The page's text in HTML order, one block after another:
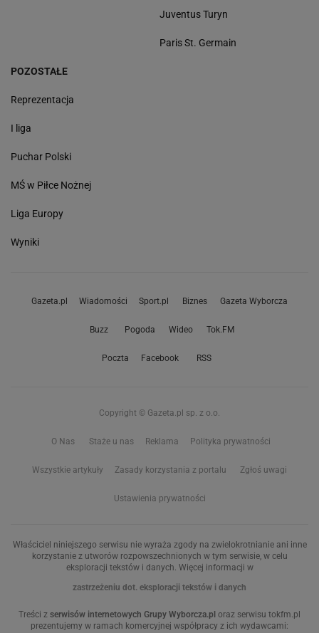
Juventus Turyn
Paris St. Germain
POZOSTAŁE
Reprezentacja
I liga
Puchar Polski
MŚ w Piłce Nożnej
Liga Europy
Wyniki
Gazeta.pl Wiadomości Sport.pl Biznes Gazeta Wyborcza
Buzz Pogoda Wideo Tok.FM
Poczta Facebook RSS
Copyright © Gazeta.pl sp. z o.o.
O Nas Staże u nas Reklama Polityka prywatności
Wszystkie artykuły Zasady korzystania z portalu Zgłoś uwagi
Ustawienia prywatności
Właściciel niniejszego serwisu nie wyraża zgody na zwielokrotnianie ani inne
korzystanie z utworów rozpowszechnionych w tym serwisie, w celu
eksploracji tekstów i danych. Więcej informacji w
zastrzeżeniu dot. eksploracji tekstów i danych
Treści z serwisów internetowych Grupy Wyborcza.pl oraz serwisu tokfm.pl
prezentujemy w ramach komercyjnej współpracy z ich wydawcami: